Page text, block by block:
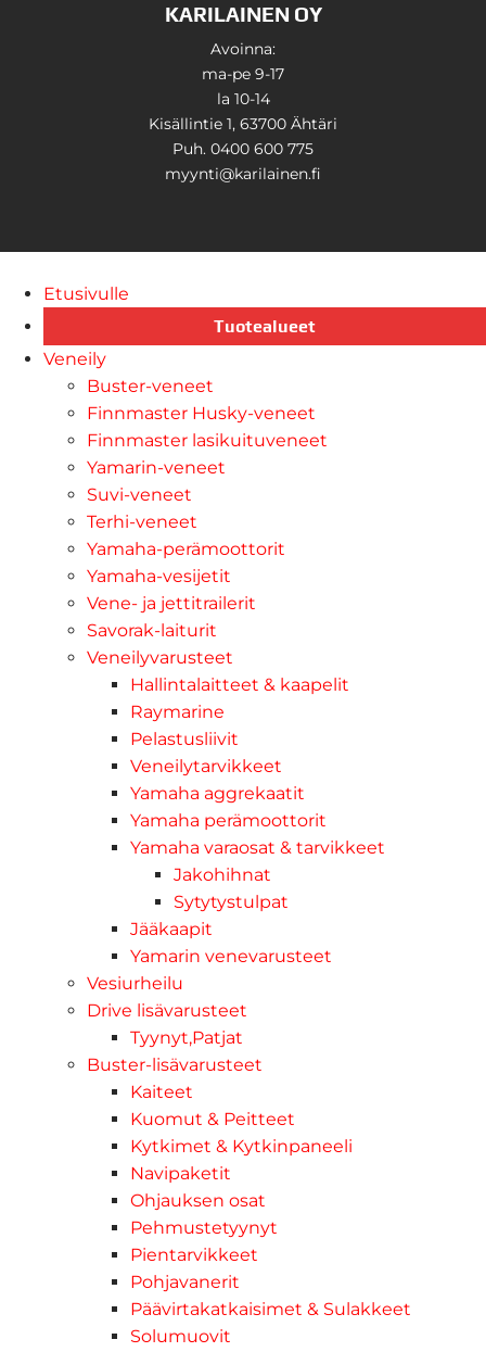
KARILAINEN OY
Avoinna:
ma-pe 9-17
la 10-14
Kisällintie 1, 63700 Ähtäri
Puh. 0400 600 775
myynti@karilainen.fi
Etusivulle
Tuotealueet
Veneily
Buster-veneet
Finnmaster Husky-veneet
Finnmaster lasikuituveneet
Yamarin-veneet
Suvi-veneet
Terhi-veneet
Yamaha-perämoottorit
Yamaha-vesijetit
Vene- ja jettitrailerit
Savorak-laiturit
Veneilyvarusteet
Hallintalaitteet & kaapelit
Raymarine
Pelastusliivit
Veneilytarvikkeet
Yamaha aggrekaatit
Yamaha perämoottorit
Yamaha varaosat & tarvikkeet
Jakohihnat
Sytytystulpat
Jääkaapit
Yamarin venevarusteet
Vesiurheilu
Drive lisävarusteet
Tyynyt,Patjat
Buster-lisävarusteet
Kaiteet
Kuomut & Peitteet
Kytkimet & Kytkinpaneeli
Navipaketit
Ohjauksen osat
Pehmustetyynyt
Pientarvikkeet
Pohjavanerit
Päävirtakatkaisimet & Sulakkeet
Solumuovit